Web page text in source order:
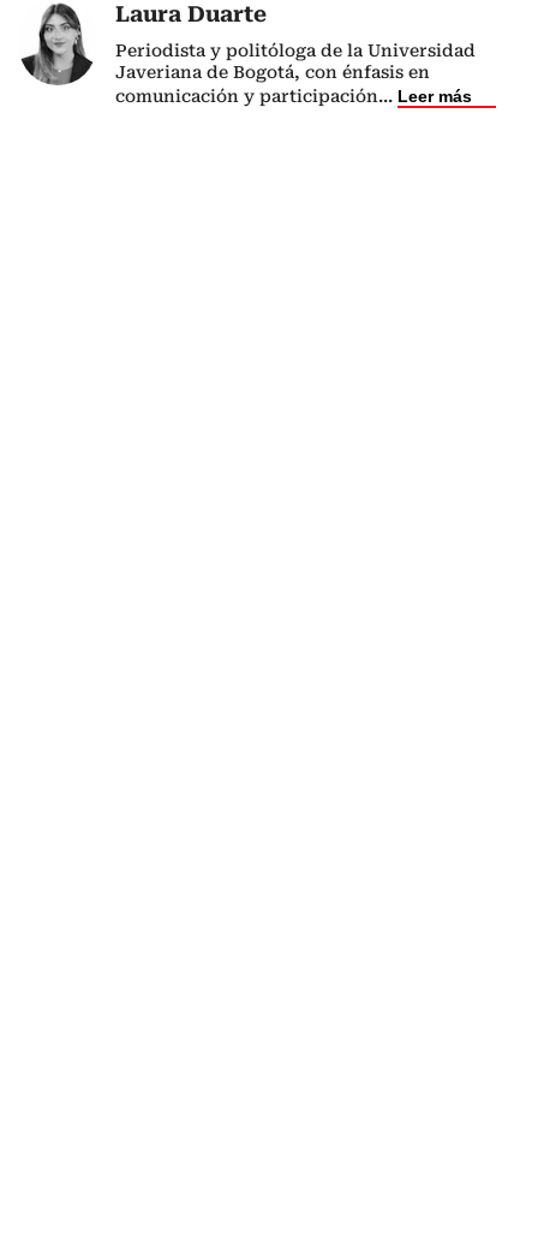
Laura Duarte
Periodista y politóloga de la Universidad
Javeriana de Bogotá, con énfasis en
comunicación y participación... Leer más